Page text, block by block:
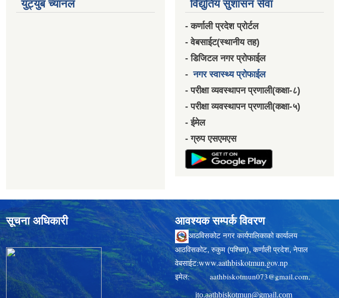
युट्युब च्यानल विद्युतिय सुशासन सेवा
- कर्णाली प्रदेश प्रोर्टल
- वेबसाईट(स्थानीय तह)
- डिजिटल नगर प्रोफाईल
-नगर स्वास्थ्य प्रोफाईल
- परीक्षा व्यवस्थापन प्रणाली(कक्षा-८)
- परीक्षा व्यवस्थापन प्रणाली(कक्षा-५)
- ईमेल
- ग्रुप एसएमएस
सूचना अधिकारी आवश्यक सम्पर्क विवरण
आठविसकोट नगर कार्यपालिकाको कार्यालय
आठविसकोट, रुकुम (पश्चिम), कर्णाली प्रदेश, नेपाल
वेबसाईट:www.aathbiskotmun.gov.np
इमेल: aathbiskotmun073@gmail.com,
ito.aathbiskotmun@gmail.com